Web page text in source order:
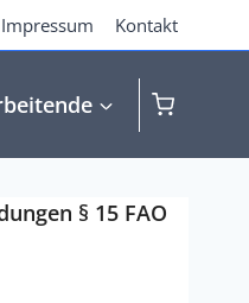
Impressum Kontakt
§ 15 FAO